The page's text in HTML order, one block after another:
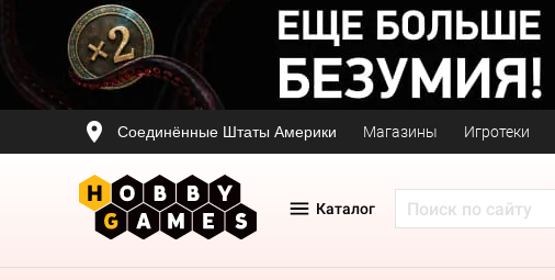
Соединённые Штаты Америки Магазины Игротеки
Каталог